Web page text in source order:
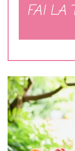
FAI LA